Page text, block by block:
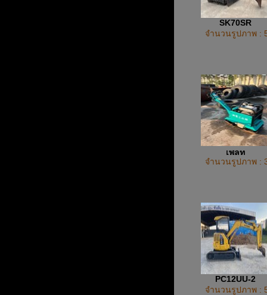
SK70SR
จำนวนรูปภาพ :
เพลท
จำนวนรูปภาพ :
PC12UU-2
จำนวนรูปภาพ :